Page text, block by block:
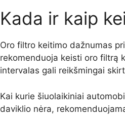
Kada ir kaip
Oro filtro keitimo dažnumas
rekomenduoja keisti oro filtrą
intervalas gali reikšmingai
Kai kurie šiuolaikiniai
daviklio nėra,